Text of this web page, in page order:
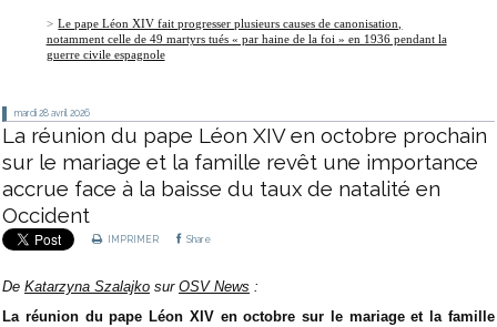
Le pape Léon XIV fait progresser plusieurs causes de canonisation,
notamment celle de 49 martyrs tués « par haine de la foi » en 1936 pendant la
guerre civile espagnole
mardi 28 avril 2026
La réunion du pape Léon XIV en octobre prochain
sur le mariage et la famille revêt une importance
accrue face à la baisse du taux de natalité en
Occident
IMPRIMER Share
De Katarzyna Szalajko sur OSV News :
La réunion du pape Léon XIV en octobre sur le mariage et la famille